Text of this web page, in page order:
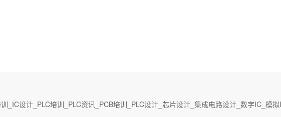
_IC设计_PLC培训_PLC资讯_PCB培训_PLC设计_芯片设计_集成电路设计_数字IC_模